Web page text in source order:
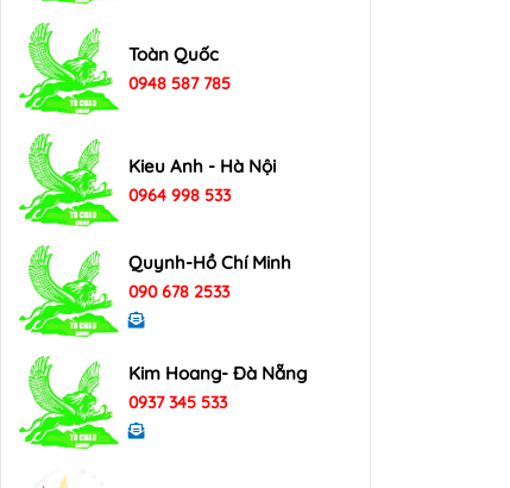
Toàn Quốc
0948 587 785
Kieu Anh - Hà Nội
0964 998 533
Quynh-Hồ Chí Minh
090 678 2533
Kim Hoang- Đà Nẵng
0937 345 533